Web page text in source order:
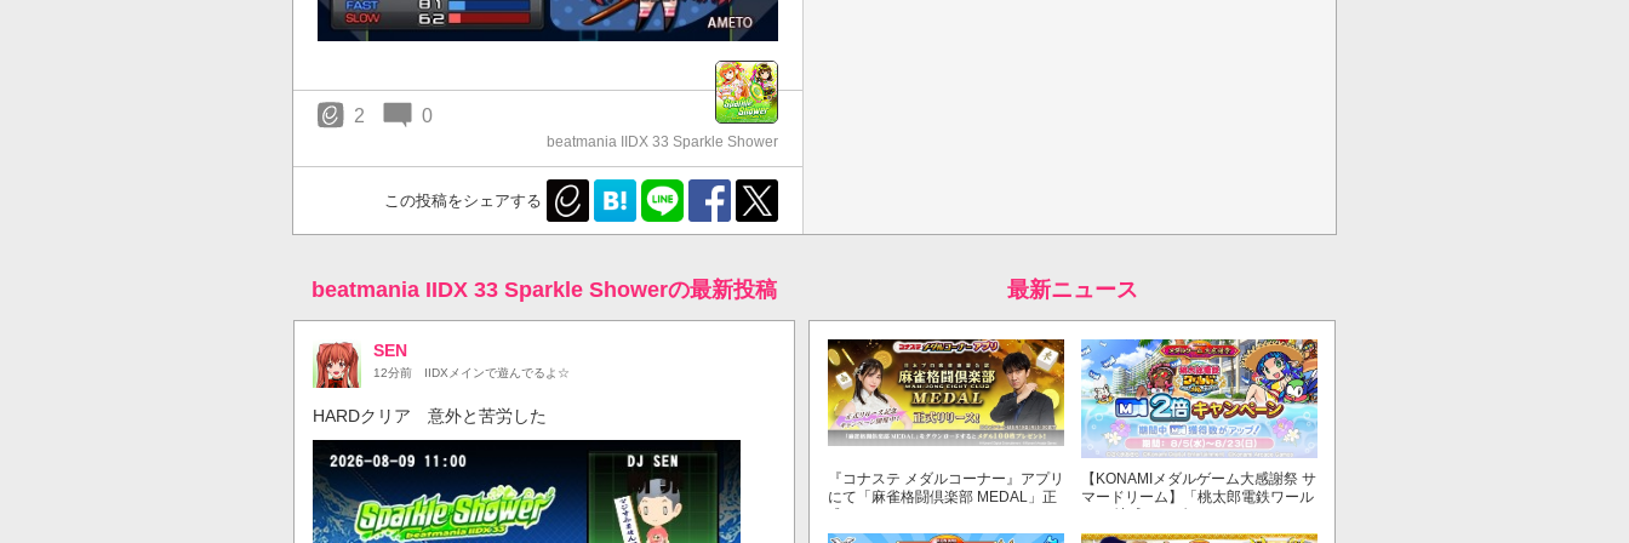
2 0
beatmania IIDX 33 Sparkle Shower
この投稿をシェアする
beatmania IIDX 33 Sparkle Showerの最新投稿
SEN
12分前 IIDXメインで遊んでるよ☆
HARDクリア 意外と苦労した
最新ニュース
『コナステ メダルコーナー』アプリ
にて「麻雀格闘倶楽部 MEDAL」正
【KONAMIメダルゲーム大感謝祭 サ
マードリーム】「桃太郎電鉄ワール
～」でマイル獲得数が2倍！